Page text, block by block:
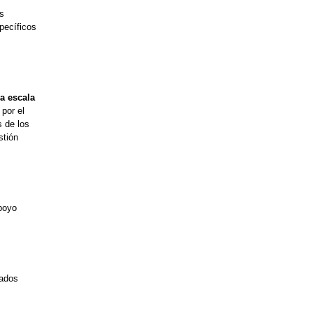
escala
el
de los